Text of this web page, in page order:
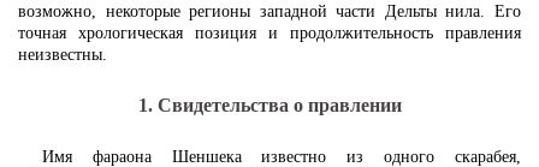
возможно, некоторые регионы западной части Дельты нила. Его
точная хрологическая позиция и продолжительность правления
неизвестны.
1. Свидетельства о правлении
Имя фараона Шеншека известно из одного скарабея,